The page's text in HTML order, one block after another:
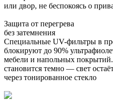
или двор, не беспокоясь о
Защита от перегрева
без затемнения
Специальные UV-фильтры в
блокируют до 90%
мебели и напольных
становится темно — свет
через тонированное стекло